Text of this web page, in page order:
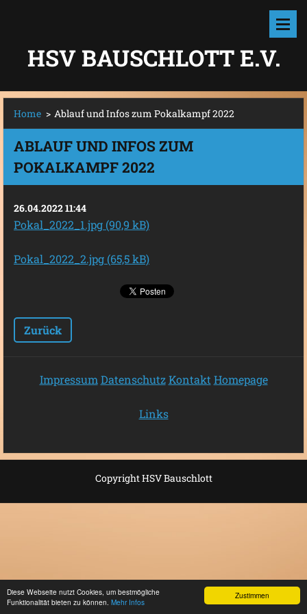
Zustimmen
Diese Webseite nutzt Cookies, um bestmögliche
Funktionalität bieten zu können. Mehr Infos
HSV BAUSCHLOTT E.V.
Home > Ablauf und Infos zum Pokalkampf 2022
ABLAUF UND INFOS ZUM
POKALKAMPF 2022
26.04.2022 11:44
Pokal_2022_1.jpg (90,9 kB)
Pokal_2022_2.jpg (65,5 kB)
Zurück
Impressum Datenschutz Kontakt Homepage
Links
Copyright HSV Bauschlott